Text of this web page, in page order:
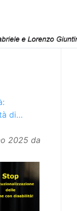
di
2025 da